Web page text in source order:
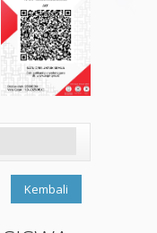
Kembali